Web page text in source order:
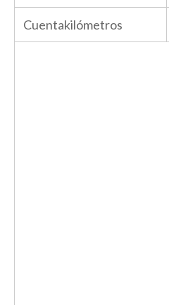
Cuentakilómetros